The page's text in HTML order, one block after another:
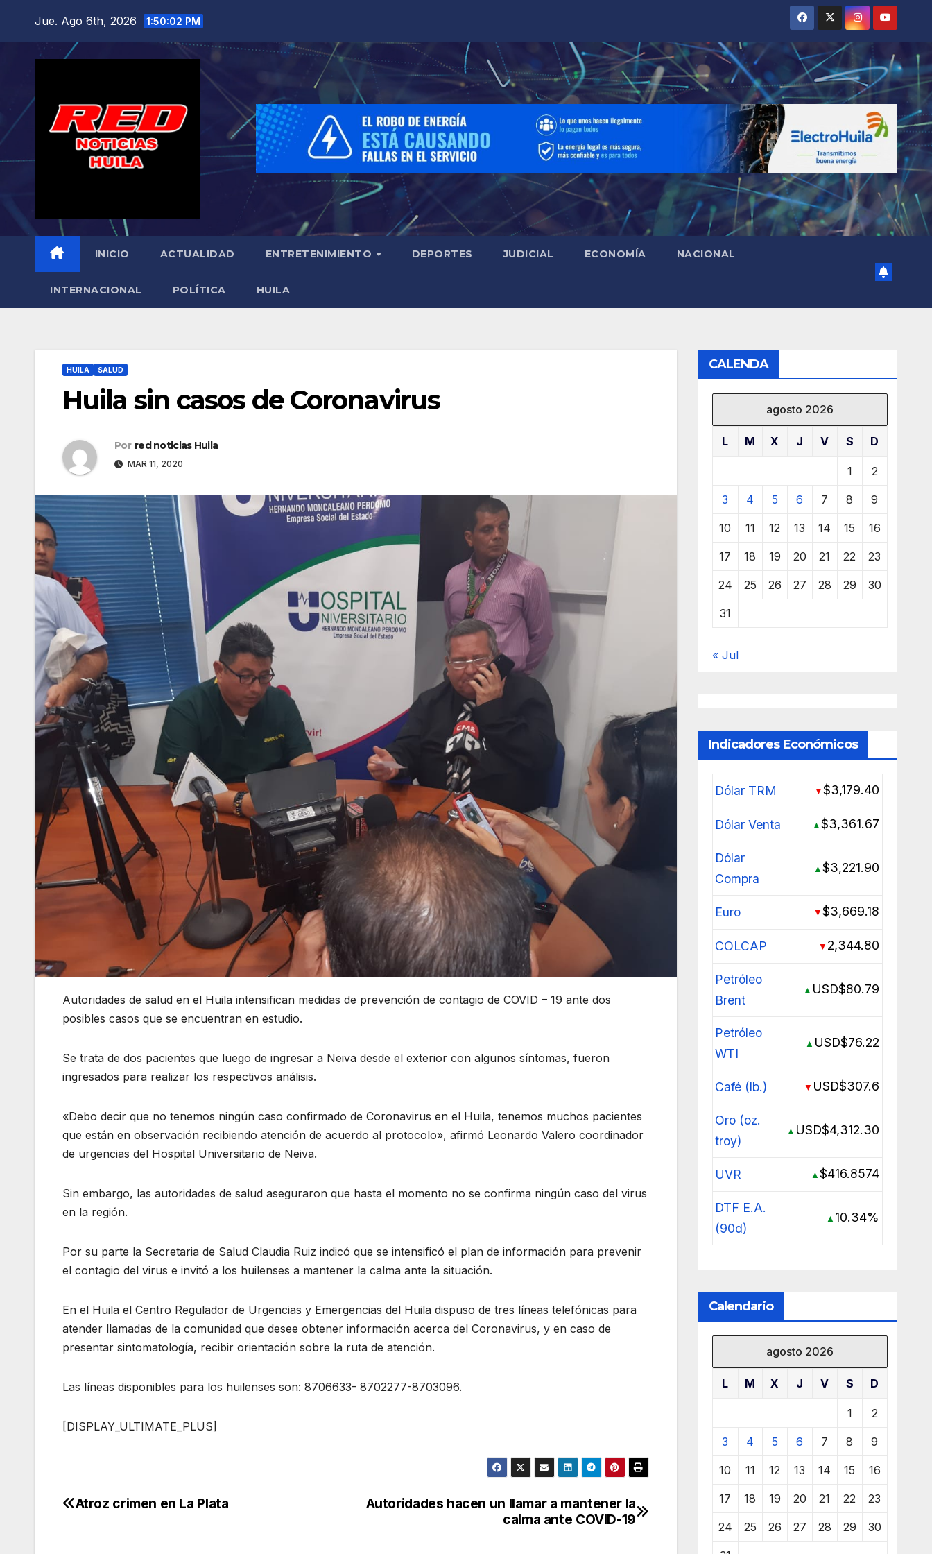
contenido
Jue. Ago 6th, 2026 1:50:03 PM
INICIO ACTUALIDAD ENTRETENIMIENTO DEPORTES JUDICIAL ECONOMÍA NACIONAL
INTERNACIONAL POLÍTICA HUILA
HUILA SALUD
Huila sin casos de Coronavirus
Por red noticias Huila
MAR 11, 2020
Autoridades de salud en el Huila intensifican medidas de prevención de contagio de COVID – 19 ante dos
posibles casos que se encuentran en estudio.
Se trata de dos pacientes que luego de ingresar a Neiva desde el exterior con algunos síntomas, fueron
ingresados para realizar los respectivos análisis.
«Debo decir que no tenemos ningún caso confirmado de Coronavirus en el Huila, tenemos muchos pacientes
que están en observación recibiendo atención de acuerdo al protocolo», afirmó Leonardo Valero coordinador
de urgencias del Hospital Universitario de Neiva.
Sin embargo, las autoridades de salud aseguraron que hasta el momento no se confirma ningún caso del virus
en la región.
Por su parte la Secretaria de Salud Claudia Ruiz indicó que se intensificó el plan de información para prevenir
el contagio del virus e invitó a los huilenses a mantener la calma ante la situación.
En el Huila el Centro Regulador de Urgencias y Emergencias del Huila dispuso de tres líneas telefónicas para
atender llamadas de la comunidad que desee obtener información acerca del Coronavirus, y en caso de
presentar sintomatología, recibir orientación sobre la ruta de atención.
Las líneas disponibles para los huilenses son: 8706633- 8702277-8703096.
[DISPLAY_ULTIMATE_PLUS]
Navegación
Autoridades hacen un llamar a mantener la
calma ante COVID-19
Atroz crimen en La Plata
CALENDA
agosto 2026
L M X J V S D
1 2
3 4 5 6 7 8 9
10 11 12 13 14 15 16
17 18 19 20 21 22 23
24 25 26 27 28 29 30
31
« Jul
Indicadores Económicos
Dólar TRM ▼$3,179.40
Dólar Venta ▲$3,361.67
Dólar
Compra
▲$3,221.90
Euro ▼$3,669.18
COLCAP ▼ 2,344.80
Petróleo
Brent
▲ USD$80.79
Petróleo
WTI
▲ USD$76.22
Café (lb.) ▼ USD$307.6
Oro (oz.
troy)
▲ USD$4,312.30
UVR ▲$416.8574
DTF E.A.
(90d)
▲ 10.34%
Calendario
agosto 2026
L M X J V S D
1 2
3 4 5 6 7 8 9
10 11 12 13 14 15 16
17 18 19 20 21 22 23
24 25 26 27 28 29 30